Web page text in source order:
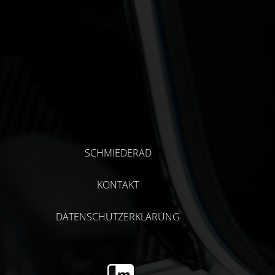
SCHMIEDERAD
KONTAKT
DATENSCHUTZERKLÄRUNG